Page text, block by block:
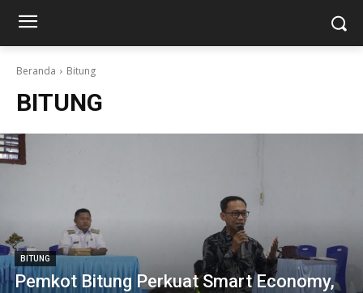
Beranda Bitung
BITUNG
BITUNG
Pemkot Bitung Perkuat Smart Economy,